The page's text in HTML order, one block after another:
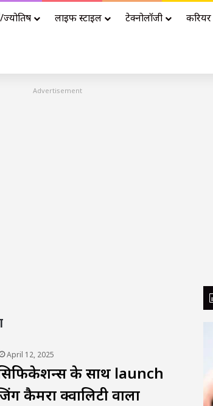
ज्योतिष लाइफ स्टाइल टेक्नोलॉजी करियर
Advertisement
April 12, 2025
के साथ launch
कैमरा क्वालिटी वाला